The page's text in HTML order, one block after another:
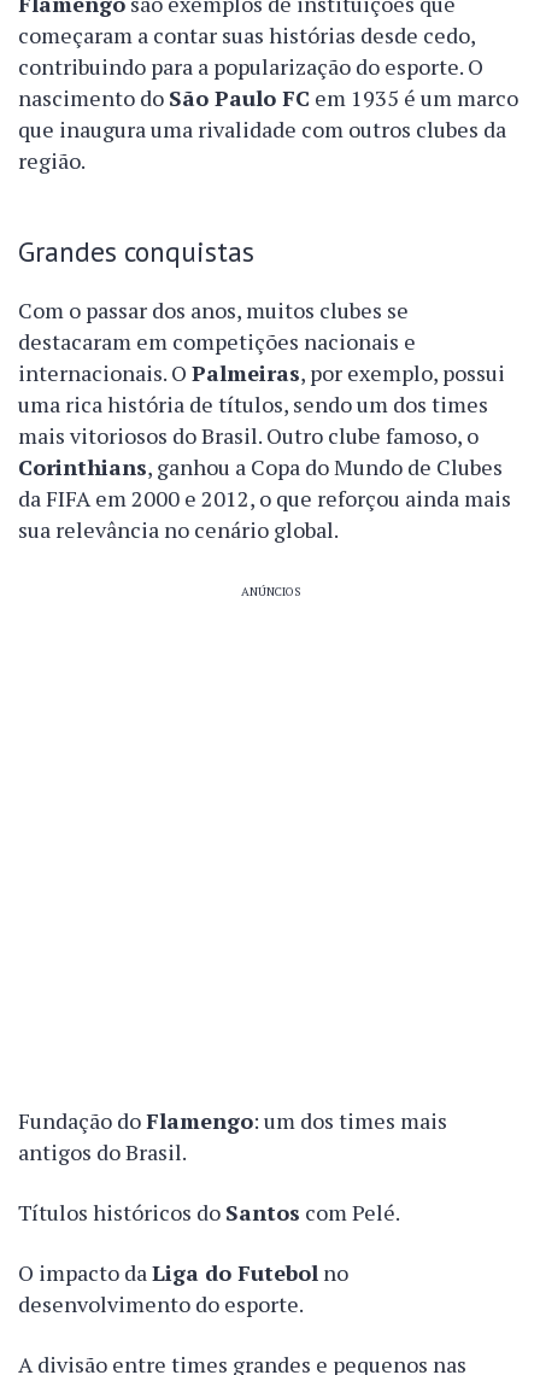
começaram a contar suas histórias desde cedo,
contribuindo para a popularização do esporte. O
nascimento do São Paulo FC em 1935 é um marco
que inaugura uma rivalidade com outros clubes da
região.
Grandes conquistas
Com o passar dos anos, muitos clubes se
destacaram em competições nacionais e
internacionais. O Palmeiras, por exemplo, possui
uma rica história de títulos, sendo um dos times
mais vitoriosos do Brasil. Outro clube famoso, o
Corinthians, ganhou a Copa do Mundo de Clubes
da FIFA em 2000 e 2012, o que reforçou ainda mais
sua relevância no cenário global.
ANÚNCIOS
Fundação doFlamengo: um dos times mais
antigos do Brasil.
Títulos históricos do Santos com Pelé.
O impacto daLiga do Futebol no
desenvolvimento do esporte.
A divisão entre times grandes e pequenos nas